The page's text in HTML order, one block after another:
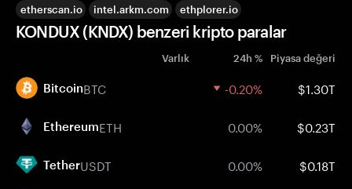
etherscan.io intel.arkm.com ethplorer.io
KONDUX (KNDX) benzeri kripto paralar
Varlık 24h % Piyasa değeri
BitcoinBTC -0.20% $1.30T
EthereumETH 0.00% $0.23T
TetherUSDT 0.00% $0.18T